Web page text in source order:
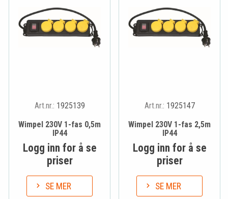
Art.nr.: 1925139
Wimpel 230V 1-fas 0,5m
IP44
Logg inn for å se
priser
SE MER
Art.nr.: 1925147
Wimpel 230V 1-fas 2,5m
IP44
Logg inn for å se
priser
SE MER